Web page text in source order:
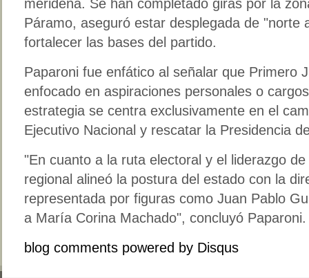
merideña. Se han completado giras por la
Páramo, aseguró estar desplegada de "norte
fortalecer las bases del partido.
Paparoni fue enfático al señalar que Primero
enfocado en aspiraciones personales o
estrategia se centra exclusivamente en el
Ejecutivo Nacional y rescatar la Presidencia
"En cuanto a la ruta electoral y el liderazgo
regional alineó la postura del estado con la
representada por figuras como Juan Pablo
a María Corina Machado", concluyó Paparoni.
blog comments powered by Disqus